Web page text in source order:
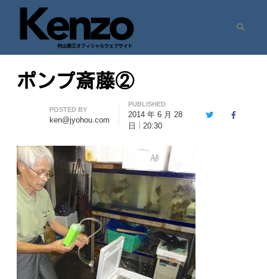
七転八起 – 村山憲三 Official Site
村山憲三ウェブサイト
ポンプ斎藤②
Author
POSTED BY
ken@jyohou.com
PUBLISHED
2014 年 6 月 28
日
20:30
TwitterFacebook